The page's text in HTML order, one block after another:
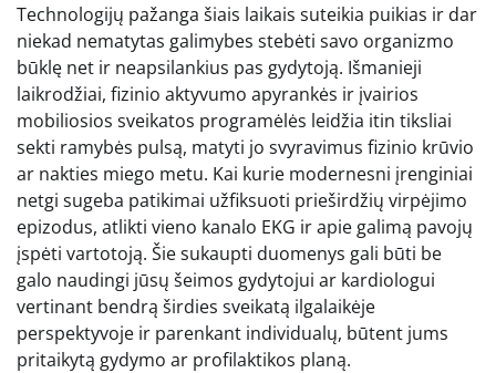
Technologijų pažanga šiais laikais suteikia puikias ir dar
niekad nematytas galimybes stebėti savo organizmo
būklę net ir neapsilankius pas gydytoją. Išmanieji
laikrodžiai, fizinio aktyvumo apyrankės ir įvairios
mobiliosios sveikatos programėlės leidžia itin tiksliai
sekti ramybės pulsą, matyti jo svyravimus fizinio krūvio
ar nakties miego metu. Kai kurie modernesni įrenginiai
netgi sugeba patikimai užfiksuoti prieširdžių virpėjimo
epizodus, atlikti vieno kanalo EKG ir apie galimą pavojų
įspėti vartotoją. Šie sukaupti duomenys gali būti be
galo naudingi jūsų šeimos gydytojui ar kardiologui
vertinant bendrą širdies sveikatą ilgalaikėje
perspektyvoje ir parenkant individualų, būtent jums
pritaikytą gydymo ar profilaktikos planą.